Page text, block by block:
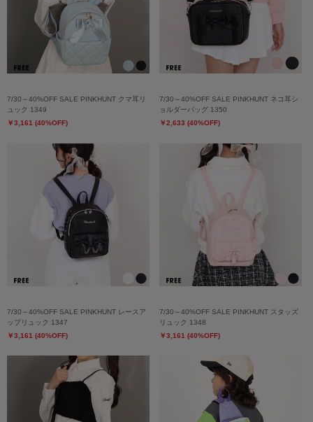
7/30～40%OFF SALE PINKHUNT クマ耳リ
ュック 1349
￥3,161 (40%OFF)
7/30～40%OFF SALE PINKHUNT ネコ耳シ
ョルダーバッグ 1350
￥2,633 (40%OFF)
7/30～40%OFF SALE PINKHUNT レースア
ップリュック 1347
￥3,161 (40%OFF)
7/30～40%OFF SALE PINKHUNT スタッズ
リュック 1348
￥3,161 (40%OFF)